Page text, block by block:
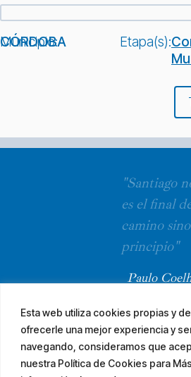
Esta web utiliza cookies propias y
ofrecerle una mejor experiencia y
navegando, consideramos que
nuestra Política de Cookies para Más
Municipio:
CÓRDOBA Etapa(s):
"Santiago
es el final
camino
principio"
Paulo